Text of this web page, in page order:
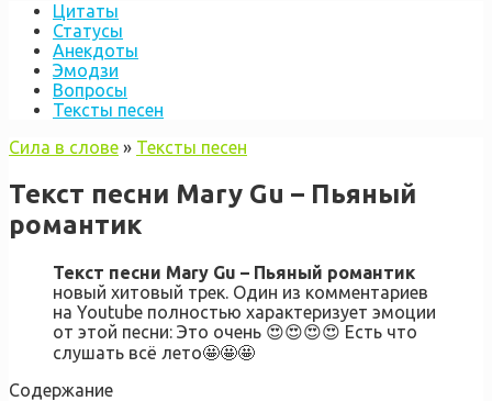
Цитаты
Статусы
Анекдоты
Эмодзи
Вопросы
Тексты песен
Сила в слове » Тексты песен
Текст песни Mary Gu – Пьяный
романтик
Текст песни Mary Gu – Пьяный романтик
новый хитовый трек. Один из комментариев
на Youtube полностью характеризует эмоции
от этой песни: Это очень 😍😍😍😍 Есть что
слушать всё лето🤩🤩🤩
Содержание